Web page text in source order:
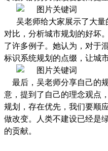
吴老师给大家展示了大
对比，分析城市规划的好坏
了许多例子。她认为，对于
标识系统规划的点缀，让城
最后，吴老师分享自己的
意，提到了自己的理念观点
规划，存在优先，我们要顺
做改变。人类不建设已经是
的贡献。